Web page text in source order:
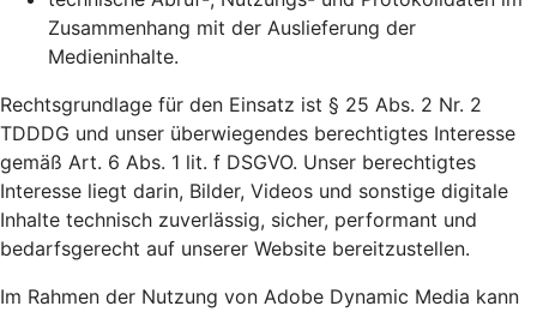
Zusammenhang mit der Auslieferung der
Medieninhalte.
Rechtsgrundlage für den Einsatz ist § 25 Abs. 2 Nr. 2
TDDDG und unser überwiegendes berechtigtes Interesse
gemäß Art. 6 Abs. 1 lit. f DSGVO. Unser berechtigtes
Interesse liegt darin, Bilder, Videos und sonstige digitale
Inhalte technisch zuverlässig, sicher, performant und
bedarfsgerecht auf unserer Website bereitzustellen.
Im Rahmen der Nutzung von Adobe Dynamic Media kann